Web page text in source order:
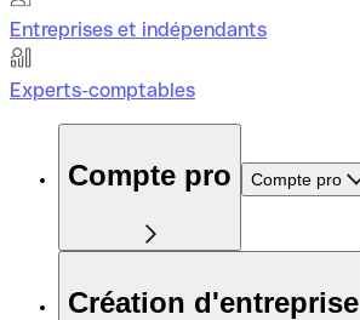
Entreprises et indépendants
Experts-comptables
Compte pro Compte pro
Création d'entreprise